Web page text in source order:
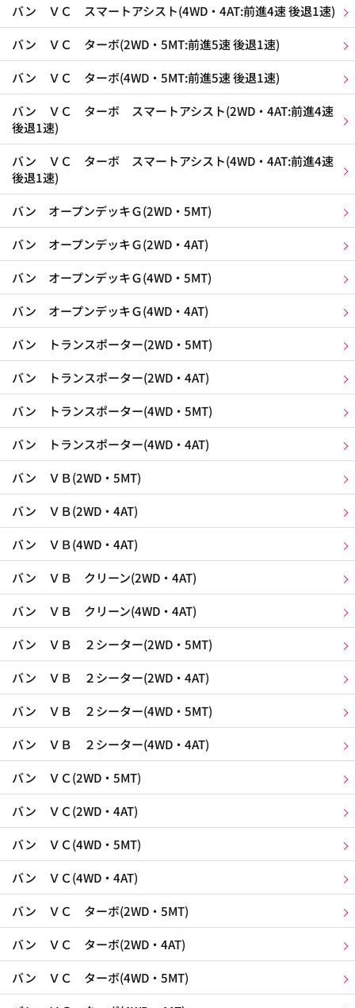
バン ＶＣ スマートアシスト(4WD・4AT:前進4速 後退1速)
バン ＶＣ ターボ(2WD・5MT:前進5速 後退1速)
バン ＶＣ ターボ(4WD・5MT:前進5速 後退1速)
バン ＶＣ ターボ スマートアシスト(2WD・4AT:前進4速
後退1速)
バン ＶＣ ターボ スマートアシスト(4WD・4AT:前進4速
後退1速)
バン オープンデッキＧ(2WD・5MT)
バン オープンデッキＧ(2WD・4AT)
バン オープンデッキＧ(4WD・5MT)
バン オープンデッキＧ(4WD・4AT)
バン トランスポーター(2WD・5MT)
バン トランスポーター(2WD・4AT)
バン トランスポーター(4WD・5MT)
バン トランスポーター(4WD・4AT)
バン ＶＢ(2WD・5MT)
バン ＶＢ(2WD・4AT)
バン ＶＢ(4WD・4AT)
バン ＶＢ クリーン(2WD・4AT)
バン ＶＢ クリーン(4WD・4AT)
バン ＶＢ ２シーター(2WD・5MT)
バン ＶＢ ２シーター(2WD・4AT)
バン ＶＢ ２シーター(4WD・5MT)
バン ＶＢ ２シーター(4WD・4AT)
バン ＶＣ(2WD・5MT)
バン ＶＣ(2WD・4AT)
バン ＶＣ(4WD・5MT)
バン ＶＣ(4WD・4AT)
バン ＶＣ ターボ(2WD・5MT)
バン ＶＣ ターボ(2WD・4AT)
バン ＶＣ ターボ(4WD・5MT)